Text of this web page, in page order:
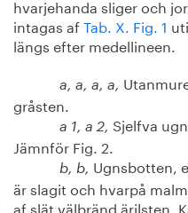
hvarjehanda sliger och
intagas afTab. X. Fig. 1
längs efter medellineen.
a, a, a, a,
gråsten.
a 1, a 2, Sjelfva
Jämnför Fig. 2.
b, b, Ugnsbotten,
är slagit och hvarpå
af slät välbränd ärilsten.